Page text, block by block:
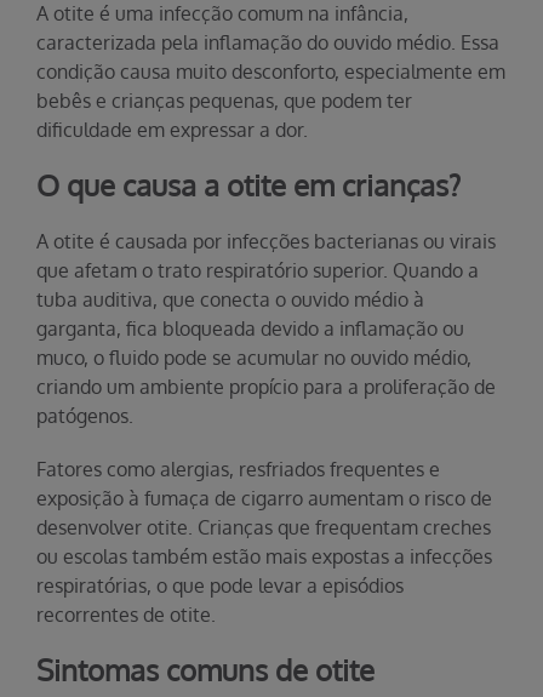
A otite é uma infecção comum na infância,
caracterizada pela inflamação do ouvido médio. Essa
condição causa muito desconforto, especialmente em
bebês e crianças pequenas, que podem ter
dificuldade em expressar a dor.
O que causa a otite em crianças?
A otite é causada por infecções bacterianas ou virais
que afetam o trato respiratório superior. Quando a
tuba auditiva, que conecta o ouvido médio à
garganta, fica bloqueada devido a inflamação ou
muco, o fluido pode se acumular no ouvido médio,
criando um ambiente propício para a proliferação de
patógenos.
Fatores como alergias, resfriados frequentes e
exposição à fumaça de cigarro aumentam o risco de
desenvolver otite. Crianças que frequentam creches
ou escolas também estão mais expostas a infecções
respiratórias, o que pode levar a episódios
recorrentes de otite.
Sintomas comuns de otite